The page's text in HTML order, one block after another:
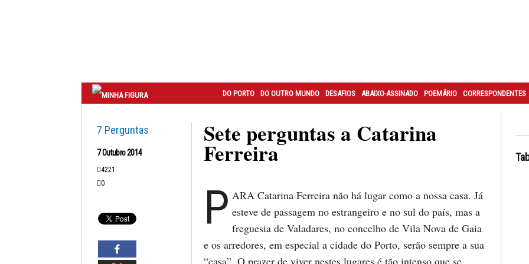
DO PORTO DO OUTRO MUNDO DESAFIOS ABAIXO-ASSINADO POEMÁRIO CORRESPONDENTES
7 Perguntas
7 Outubro 2014
4221
0
Sete perguntas a Catarina
Ferreira
P ARA Catarina Ferreira não há lugar como a nossa casa. Já
esteve de passagem no estrangeiro e no sul do país, mas a
freguesia de Valadares, no concelho de Vila Nova de Gaia
e os arredores, em especial a cidade do Porto, serão sempre a sua
“casa”. O prazer de viver nestes lugares é tão intenso que se